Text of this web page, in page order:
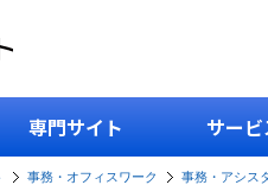
専門サイト サー
事務・オフィスワーク 事務・アシス